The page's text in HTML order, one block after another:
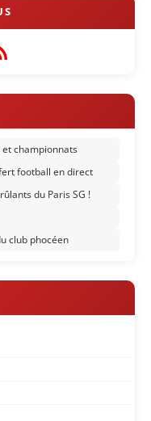
et championnats
football en direct
du Paris SG !
club phocéen